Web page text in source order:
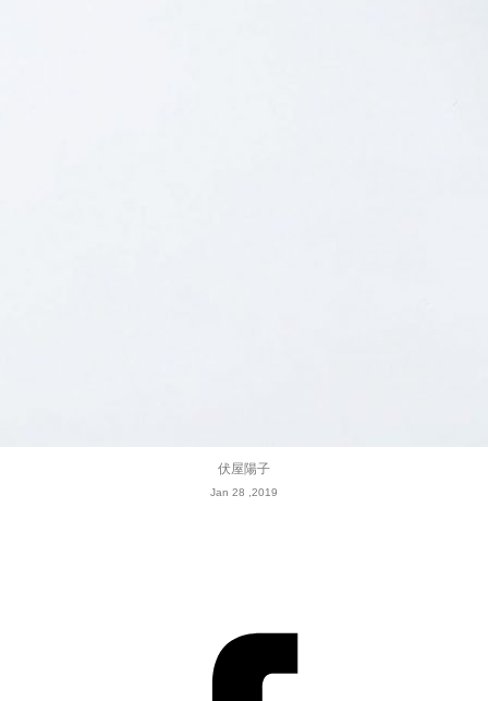
伏屋陽子
Jan 28 ,2019